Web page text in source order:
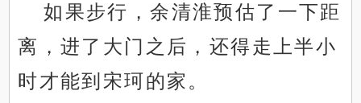
如果步行，余清淮预估了一下距
离，进了大门之后，还得走上半小
时才能到宋珂的家。